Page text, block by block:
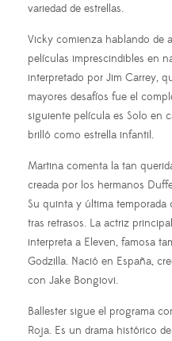
variedad de estrellas.
Vicky comienza hablando de
películas imprescindibles en
interpretado por Jim Carrey,
mayores desafíos fue el
siguiente película es Solo en
brilló como estrella infantil.
Martina comenta la tan
creada por los hermanos
Su quinta y última
tras retrasos. La actriz
interpreta a Eleven, famosa
Godzilla. Nació en España,
con Jake Bongiovi.
Ballester sigue el programa
Roja. Es un drama histórico